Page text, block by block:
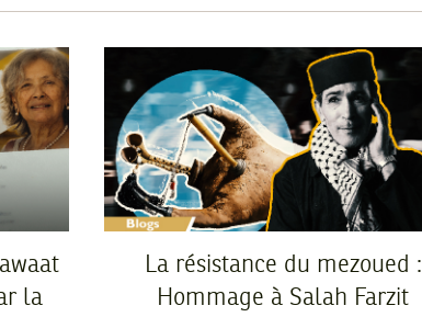
la
La résistance du mezoued :
Hommage à Salah Farzit